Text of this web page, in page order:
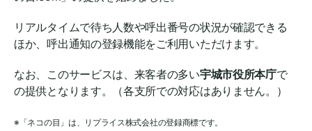
リアルタイムで待ち人数や呼出番号の状況が確認できる
ほか、呼出通知の登録機能をご利用いただけます。
なお、このサービスは、来客者の多い宇城市役所本庁で
の提供となります。（各支所での対応はありません。）
※「ネコの目」は、リプライス株式会社の登録商標です。